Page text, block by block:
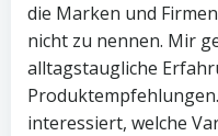
die Marken und
nicht zu nennen. Mir
alltagstaugliche
interessiert, welche